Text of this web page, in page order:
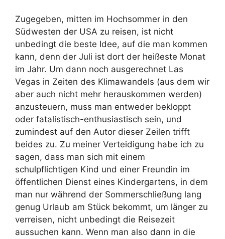
Zugegeben, mitten im Hochsommer in den
Südwesten der USA zu reisen, ist nicht
unbedingt die beste Idee, auf die man kommen
kann, denn der Juli ist dort der heißeste Monat
im Jahr. Um dann noch ausgerechnet Las
Vegas in Zeiten des Klimawandels (aus dem wir
aber auch nicht mehr herauskommen werden)
anzusteuern, muss man entweder bekloppt
oder fatalistisch-enthusiastisch sein, und
zumindest auf den Autor dieser Zeilen trifft
beides zu. Zu meiner Verteidigung habe ich zu
sagen, dass man sich mit einem
schulpflichtigen Kind und einer Freundin im
öffentlichen Dienst eines Kindergartens, in dem
man nur während der Sommerschließung lang
genug Urlaub am Stück bekommt, um länger zu
verreisen, nicht unbedingt die Reisezeit
aussuchen kann. Wenn man also dann in die